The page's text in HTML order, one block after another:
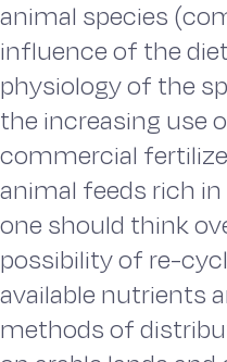
animal species
influence of the
physiology of the
the increasing use
commercial
animal feeds rich
one should think
possibility of re-
available nutrients
methods of